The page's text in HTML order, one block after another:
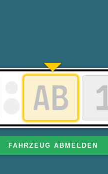
FAHRZEUG ABMELDEN